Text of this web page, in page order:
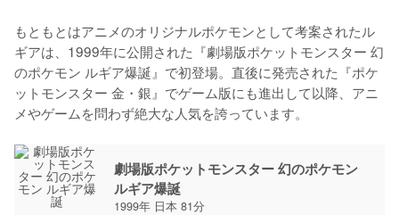
もともとはアニメのオリジナルポケモンとして考案されたル
ギアは、1999年に公開された『劇場版ポケットモンスター 幻
のポケモン ルギア爆誕』で初登場。直後に発売された『ポケ
ットモンスター 金・銀』でゲーム版にも進出して以降、アニ
メやゲームを問わず絶大な人気を誇っています。
劇場版ポケットモンスター 幻のポケモン
ルギア爆誕
1999年 日本 81分